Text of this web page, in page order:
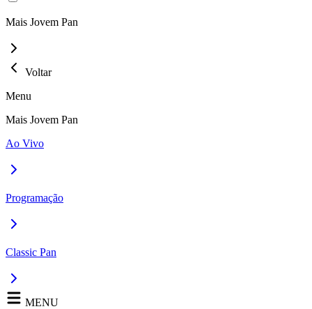
Mais Jovem Pan
Voltar
Menu
Mais Jovem Pan
Ao Vivo
Programação
Classic Pan
MENU